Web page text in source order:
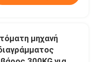
μηχανή